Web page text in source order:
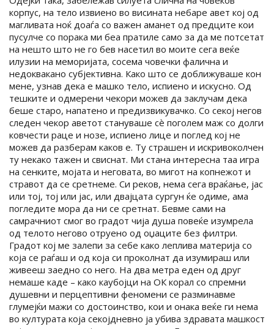
корпус, на тело извиено во висината небаре авет кој од
магливата ноќ доаѓа со важен аманет од предците кои
пусулче со порака ми беа пратиле само за да ме потсетат
на нешто што не го бев насетил во моите сега веќе
илузии на меморијата, сосема човечки фалична и
недоквакано субјективна. Како што се доближуваше кон
мене, узнав дека е машко тело, испиено и искусно. Од
тешките и одмерени чекори можев да заклучам дека
беше старо, напатено и предизвикувачко. Со секој негов
следен чекор аветот стануваше сè поголем маж со долги
ковчести раце и нозе, испиено лице и поглед кој не
можев да разберам каков е. Ту страшен и искривоколчен
ту некако тажен и свиснат. Ми стана интересна таа игра
на сенките, мојата и неговата, во мигот на копнежот и
стравот да се сретнеме. Си реков, нема сега враќање, јас
или тој, тој или јас, или двајцата сургун ќе одиме, ама
погледите мора да ни се сретнат. Бевме сами на
самрачниот смог во градот чија душа повеќе изумрела
од телото негово отруено од оџаците без филтри.
Градот кој ме залепи за себе како леплива материја со
која се раѓаш и од која си проколнат да изумираш или
живееш заедно со него. На два метра еден од друг
немаше каде – како каубојци на ОК корал со спремни
душевни и перцептивни феномени се разминавме
глумејќи мажи со достоинство, кои и онака веќе ги нема
во културата која секојдневно ја убива здравата машкост